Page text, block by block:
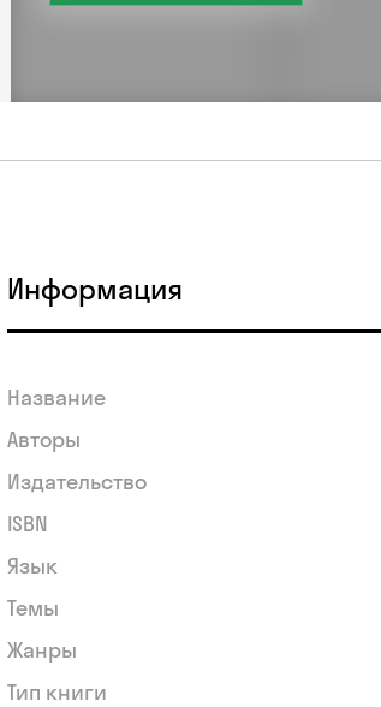
Информация
Название
Авторы
Издательство
ISBN
Язык
Темы
Жанры
Тип книги